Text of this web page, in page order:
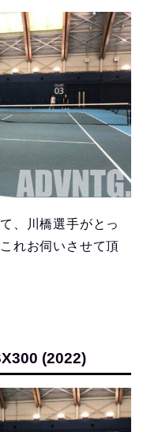
、川橋選手がとっ
れお伺いさせて頂
(2022)